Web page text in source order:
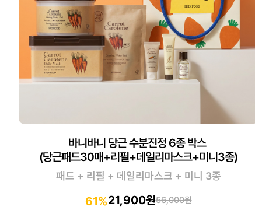
바니바니 당근 수분진정 6종 박스
(당근패드30매+리필+데일리마스크+미니3종)
패드 + 리필 + 데일리마스크 + 미니 3종
61%21,900원56,000원